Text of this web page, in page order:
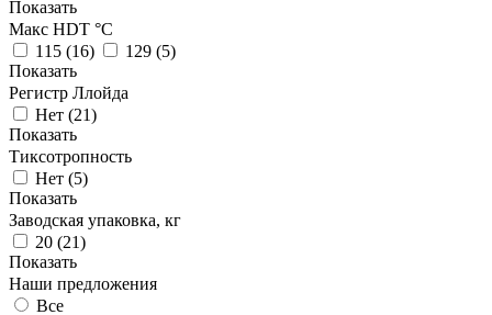
Показать
Макс HDT °С
115 (16) 129 (5)
Показать
Регистр Ллойда
Нет (21)
Показать
Тиксотропность
Нет (5)
Показать
Заводская упаковка, кг
20 (21)
Показать
Наши предложения
Все